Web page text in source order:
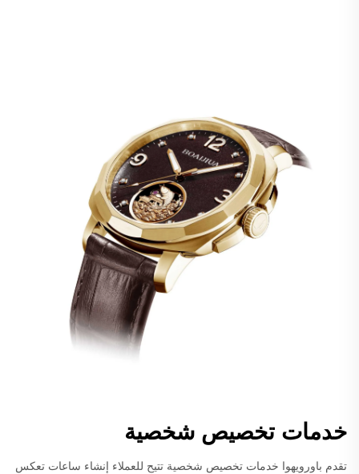
خدمات تخصيص شخصية
تقدم باورويهوا خدمات تخصيص شخصية تتيح للعملاء إنشاء ساعات تعكس